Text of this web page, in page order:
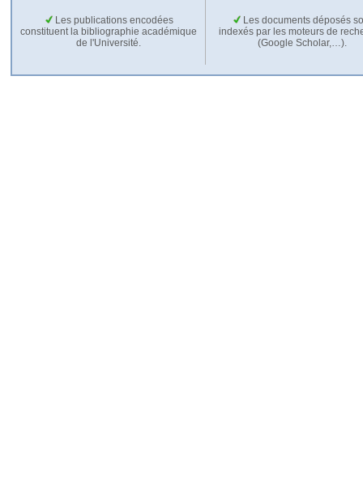
Les publications encodées
constituent la bibliographie académique
de l'Université.
Les documents déposés
indexés par les moteurs de
(Google Scholar,…).